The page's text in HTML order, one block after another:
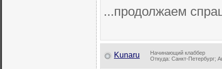
...продолжаем
Kunaru
Начинающий клаббер
Откуда: Санкт-Петербург;